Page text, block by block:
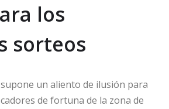
los
sorteos
un aliento de ilusión para
de fortuna de la zona de